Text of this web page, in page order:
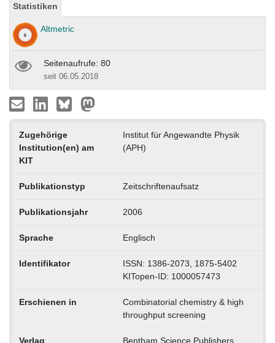
Statistiken
Altmetric
Seitenaufrufe: 80
seit 06.05.2018
Zugehörige
Institution(en) am
KIT
Institut für Angewandte Physik
(APH)
Publikationstyp Zeitschriftenaufsatz
Publikationsjahr 2006
Sprache Englisch
Identifikator
ISSN: 1386-2073, 1875-5402
KITopen-ID: 1000057473
Erschienen in
Combinatorial chemistry & high
throughput screening
Verlag Bentham Science Publishers